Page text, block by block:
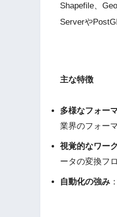
Shapefile、
Serverや
主な特徴
多様なフォー
業界のフォー
視覚的なワー
ータの変換フ
自動化の強み